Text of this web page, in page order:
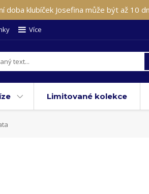
doba klubíček Josefina může být až 10
Více
Limitované kolekce